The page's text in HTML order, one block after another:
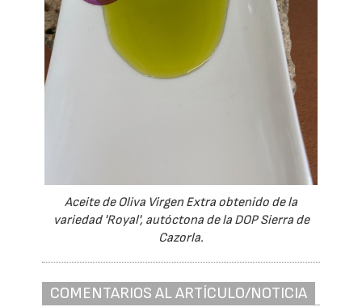
Aceite de Oliva Virgen Extra obtenido de la
variedad 'Royal', autóctona de la DOP Sierra de
Cazorla.
COMENTARIOS AL ARTÍCULO/NOTICIA